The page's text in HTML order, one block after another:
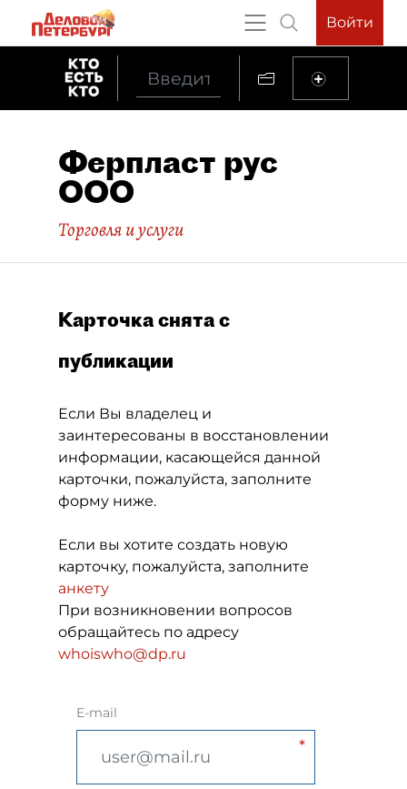
Войти
Ферпласт рус
ООО
Торговля и услуги
Карточка снята с
публикации
Если Вы владелец и
заинтересованы в восстановлении
информации, касающейся данной
карточки, пожалуйста, заполните
форму ниже.
Если вы хотите создать новую
карточку, пожалуйста, заполните
анкету
При возникновении вопросов
обращайтесь по адресу
whoiswho@dp.ru
E-mail